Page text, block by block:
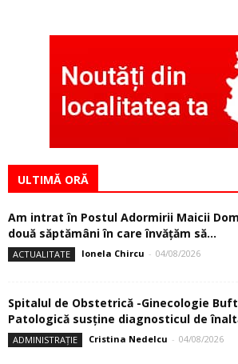
ULTIMĂ ORĂ
Am intrat în Postul Adormirii Maicii
două săptămâni în care învăţăm să...
ACTUALITATE Ionela Chircu - 04/08/2026
Spitalul de Obstetrică -Ginecologie
Patologică susţine diagnosticul de
ADMINISTRAȚIE Cristina Nedelcu - 04/08/2026